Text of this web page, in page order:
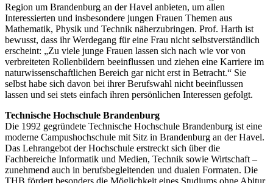
Region um Brandenburg an der Havel anbieten, um allen
Interessierten und insbesondere jungen Frauen Themen aus
Mathematik, Physik und Technik näherzubringen. Prof. Harth ist
bewusst, dass ihr Werdegang für eine Frau nicht selbstverständlich
erscheint: „Zu viele junge Frauen lassen sich nach wie vor von
verbreiteten Rollenbildern beeinflussen und ziehen eine Karriere im
naturwissenschaftlichen Bereich gar nicht erst in Betracht.“ Sie
selbst habe sich davon bei ihrer Berufswahl nicht beeinflussen
lassen und sei stets einfach ihren persönlichen Interessen gefolgt.
Technische Hochschule Brandenburg
Die 1992 gegründete Technische Hochschule Brandenburg ist eine
moderne Campushochschule mit Sitz in Brandenburg an der Havel.
Das Lehrangebot der Hochschule erstreckt sich über die
Fachbereiche Informatik und Medien, Technik sowie Wirtschaft –
zunehmend auch in berufsbegleitenden und dualen Formaten. Die
THB fördert besonders die Möglichkeit eines Studiums ohne Abitur.